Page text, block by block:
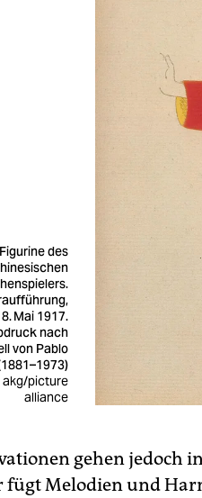
Figurine des
Mai 1917.
nach
von Pablo
akg/picture
alliance
gehen jedoch
fügt Melodien und